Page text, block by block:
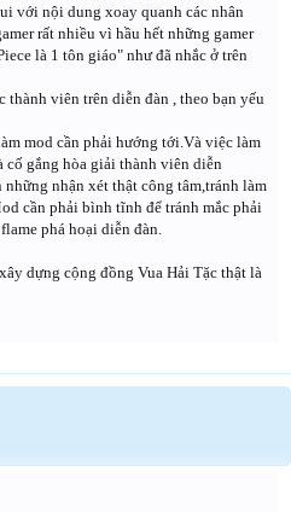
với nội dung xoay quanh các nhân
rất nhiều vì hầu hết những gamer
là 1 tôn giáo" như đã nhắc ở trên
viên trên diễn đàn , theo bạn yếu
mod cần phải hướng tới.Và việc làm
cố gắng hòa giải thành viên diễn
nhận xét thật công tâm,tránh làm
cần phải bình tĩnh để tránh mắc phải
phá hoại diễn đàn.
dựng cộng đồng Vua Hải Tặc thật là